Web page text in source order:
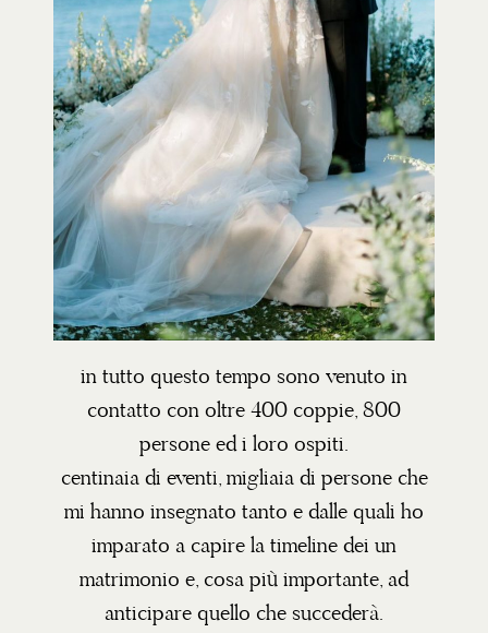
in tutto questo tempo sono venuto in
contatto con oltre 400 coppie, 800
persone ed i loro ospiti.
centinaia di eventi, migliaia di persone che
mi hanno insegnato tanto e dalle quali ho
imparato a capire la timeline dei un
matrimonio e, cosa più importante, ad
anticipare quello che succederà.